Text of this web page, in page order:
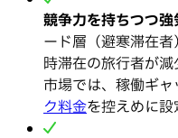
競争力を持ちつつ強
ード層（避寒滞在
時滞在の旅行者が
市場では、稼働ギ
ク料金を控えめに設